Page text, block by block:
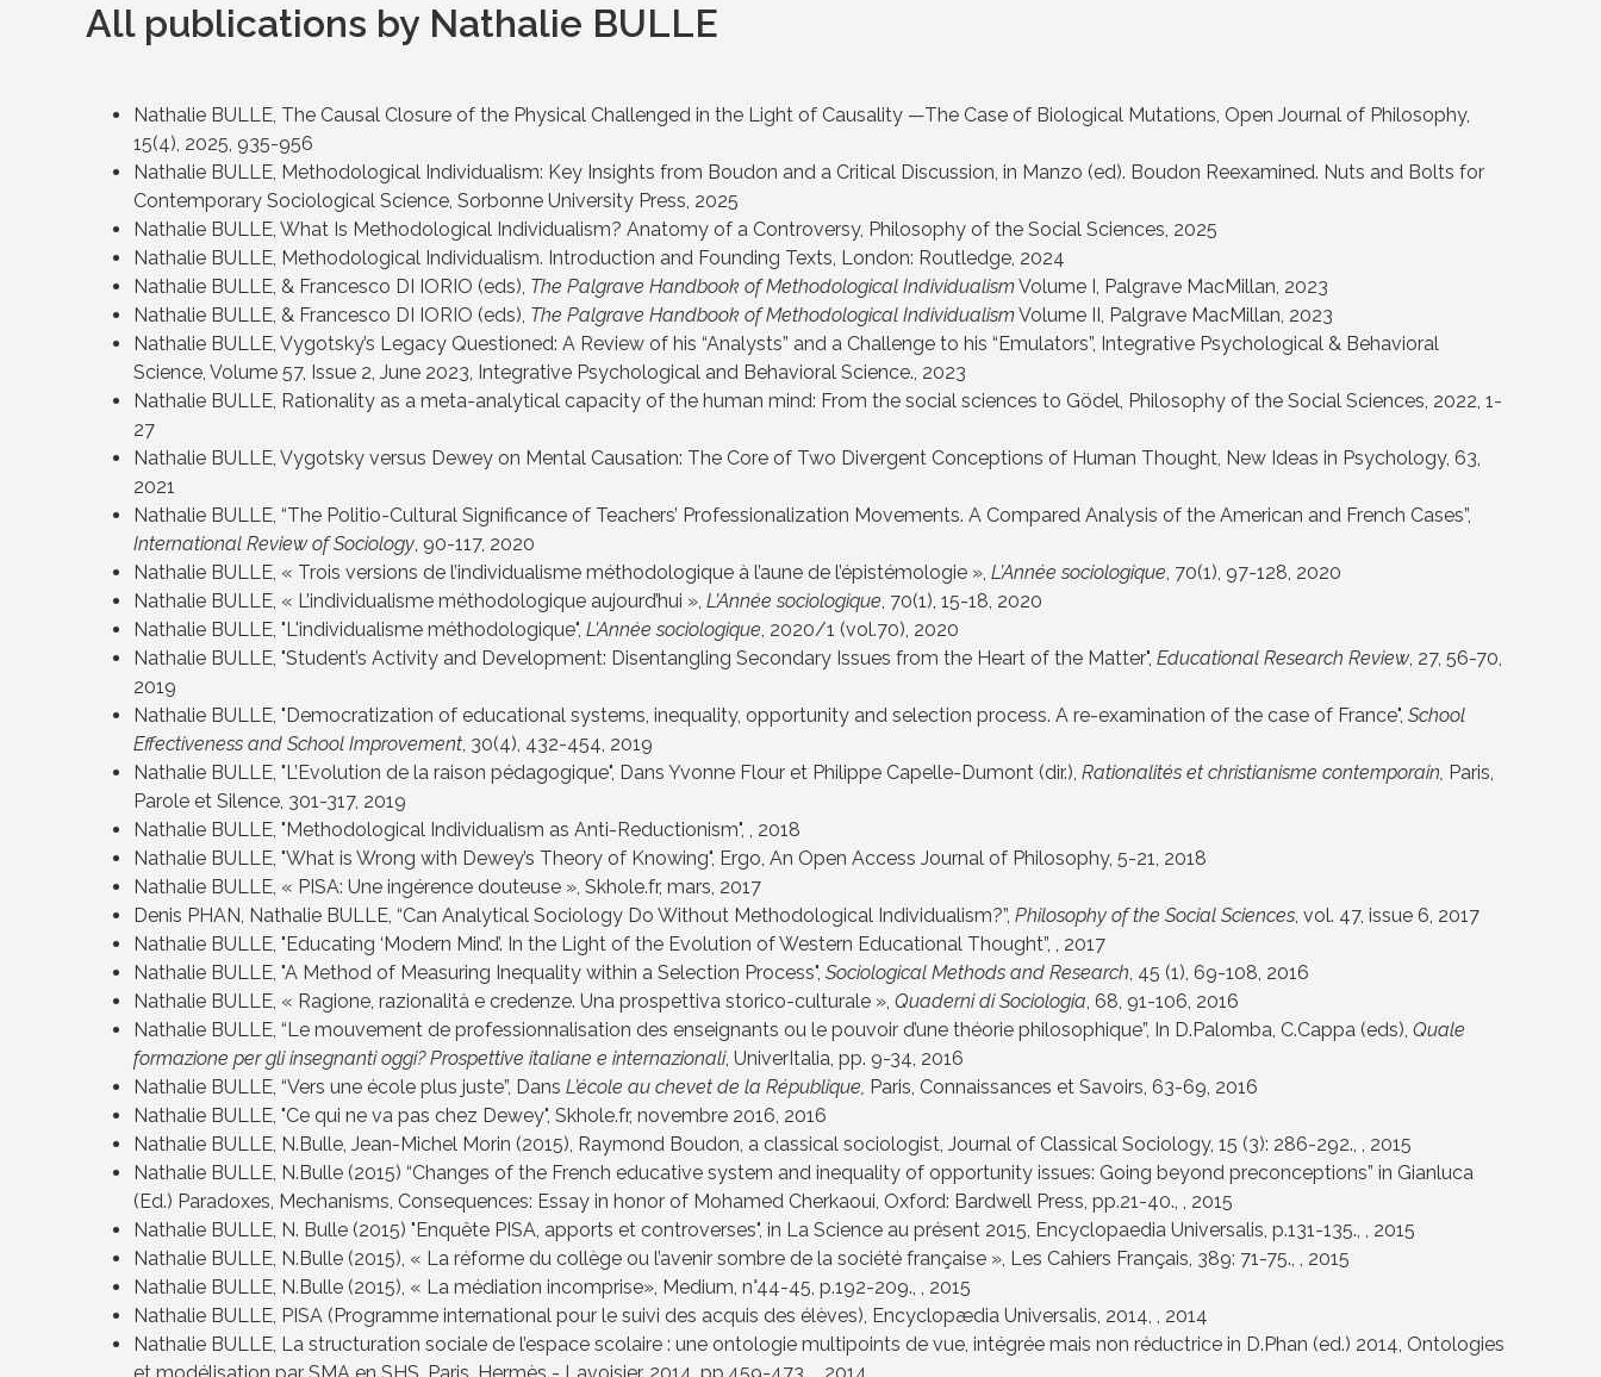
All publications by Nathalie BULLE
Nathalie BULLE, The Causal Closure of the Physical Challenged in the Light of Causality —The Case of Biological Mutations, Open Journal of Philosophy,
15(4), 2025, 935-956
Nathalie BULLE, Methodological Individualism: Key Insights from Boudon and a Critical Discussion, in Manzo (ed). Boudon Reexamined. Nuts and Bolts for
Contemporary Sociological Science, Sorbonne University Press, 2025
Nathalie BULLE, What Is Methodological Individualism? Anatomy of a Controversy, Philosophy of the Social Sciences, 2025
Nathalie BULLE, Methodological Individualism. Introduction and Founding Texts, London: Routledge, 2024
Nathalie BULLE, & Francesco DI IORIO (eds), The Palgrave Handbook of Methodological IndividualismVolume I, Palgrave MacMillan, 2023
Nathalie BULLE, & Francesco DI IORIO (eds), The Palgrave Handbook of Methodological IndividualismVolume II, Palgrave MacMillan, 2023
Nathalie BULLE, Vygotsky’s Legacy Questioned: A Review of his “Analysts” and a Challenge to his “Emulators”, Integrative Psychological & Behavioral
Science, Volume 57, Issue 2, June 2023, Integrative Psychological and Behavioral Science., 2023
Nathalie BULLE, Rationality as a meta-analytical capacity of the human mind: From the social sciences to Gödel, Philosophy of the Social Sciences, 2022, 1-
27
Nathalie BULLE, Vygotsky versus Dewey on Mental Causation: The Core of Two Divergent Conceptions of Human Thought, New Ideas in Psychology, 63,
2021
Nathalie BULLE, “The Politio-Cultural Significance of Teachers’ Professionalization Movements. A Compared Analysis of the American and French Cases”,
International Review of Sociology, 90-117, 2020
Nathalie BULLE, « Trois versions de l’individualisme méthodologique à l’aune de l’épistémologie », L’Année sociologique, 70(1), 97-128, 2020
Nathalie BULLE, « L’individualisme méthodologique aujourd’hui », L’Année sociologique, 70(1), 15-18, 2020
Nathalie BULLE, "L'individualisme méthodologique", L’Année sociologique, 2020/1 (vol.70), 2020
Nathalie BULLE, "Student’s Activity and Development: Disentangling Secondary Issues from the Heart of the Matter", Educational Research Review, 27, 56-70,
2019
Nathalie BULLE, "Democratization of educational systems, inequality, opportunity and selection process. A re-examination of the case of France", School
Effectiveness and School Improvement, 30(4), 432-454, 2019
Nathalie BULLE, "L’Evolution de la raison pédagogique", Dans Yvonne Flour et Philippe Capelle-Dumont (dir.), Rationalités et christianisme contemporain, Paris,
Parole et Silence, 301-317, 2019
Nathalie BULLE, "Methodological Individualism as Anti-Reductionism", , 2018
Nathalie BULLE, "What is Wrong with Dewey’s Theory of Knowing", Ergo, An Open Access Journal of Philosophy, 5-21, 2018
Nathalie BULLE, « PISA: Une ingérence douteuse », Skhole.fr, mars, 2017
Denis PHAN, Nathalie BULLE, “Can Analytical Sociology Do Without Methodological Individualism?”, Philosophy of the Social Sciences, vol. 47, issue 6, 2017
Nathalie BULLE, "Educating ‘Modern Mind’. In the Light of the Evolution of Western Educational Thought”, , 2017
Nathalie BULLE, "A Method of Measuring Inequality within a Selection Process", Sociological Methods and Research, 45 (1), 69-108, 2016
Nathalie BULLE, « Ragione, razionalità e credenze. Una prospettiva storico-culturale », Quaderni di Sociologia, 68, 91-106, 2016
Nathalie BULLE, “Le mouvement de professionnalisation des enseignants ou le pouvoir d’une théorie philosophique”, In D.Palomba, C.Cappa (eds), Quale
formazione per gli insegnanti oggi? Prospettive italiane e internazionali, UniverItalia, pp. 9-34, 2016
Nathalie BULLE, “Vers une école plus juste”, Dans L’école au chevet de la République, Paris, Connaissances et Savoirs, 63-69, 2016
Nathalie BULLE, "Ce qui ne va pas chez Dewey", Skhole.fr, novembre 2016, 2016
Nathalie BULLE, N.Bulle, Jean-Michel Morin (2015), Raymond Boudon, a classical sociologist, Journal of Classical Sociology, 15 (3): 286-292., , 2015
Nathalie BULLE, N.Bulle (2015) “Changes of the French educative system and inequality of opportunity issues: Going beyond preconceptions” in Gianluca
(Ed.) Paradoxes, Mechanisms, Consequences: Essay in honor of Mohamed Cherkaoui, Oxford: Bardwell Press, pp.21-40., , 2015
Nathalie BULLE, N. Bulle (2015) "Enquête PISA, apports et controverses", in La Science au présent 2015, Encyclopaedia Universalis, p.131-135., , 2015
Nathalie BULLE, N.Bulle (2015), « La réforme du collège ou l’avenir sombre de la société française », Les Cahiers Français, 389: 71-75., , 2015
Nathalie BULLE, N.Bulle (2015), « La médiation incomprise», Medium, n°44-45, p.192-209., , 2015
Nathalie BULLE, PISA (Programme international pour le suivi des acquis des élèves), Encyclopædia Universalis, 2014, , 2014
Nathalie BULLE, La structuration sociale de l’espace scolaire : une ontologie multipoints de vue, intégrée mais non réductrice in D.Phan (ed.) 2014, Ontologies